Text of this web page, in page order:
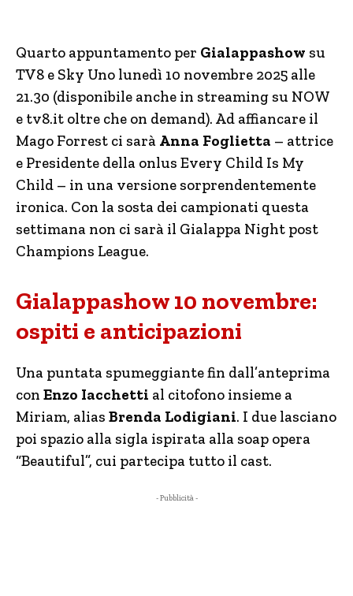
Quarto appuntamento per Gialappashow su
TV8 e Sky Uno lunedì 10 novembre 2025 alle
21.30 (disponibile anche in streaming su NOW
e tv8.it oltre che on demand). Ad affiancare il
Mago Forrest ci sarà Anna Foglietta – attrice
e Presidente della onlus Every Child Is My
Child – in una versione sorprendentemente
ironica. Con la sosta dei campionati questa
settimana non ci sarà il Gialappa Night post
Champions League.
Gialappashow 10 novembre:
ospiti e anticipazioni
Una puntata spumeggiante fin dall’anteprima
con Enzo Iacchetti al citofono insieme a
Miriam, alias Brenda Lodigiani. I due lasciano
poi spazio alla sigla ispirata alla soap opera
“Beautiful”, cui partecipa tutto il cast.
- Pubblicità -